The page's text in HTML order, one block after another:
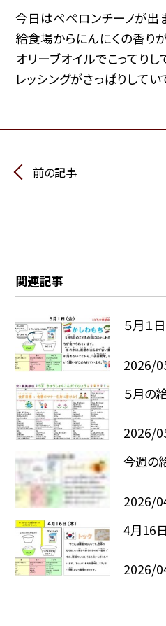
今日はペペロンチーノが出
給食場からにんにくの香りが
オリーブオイルでこってりし
レッシングがさっぱりしてい
前の記事
関連記事
５月１
2026/
５月の
2026/
今週の
2026/
4月16
2026/